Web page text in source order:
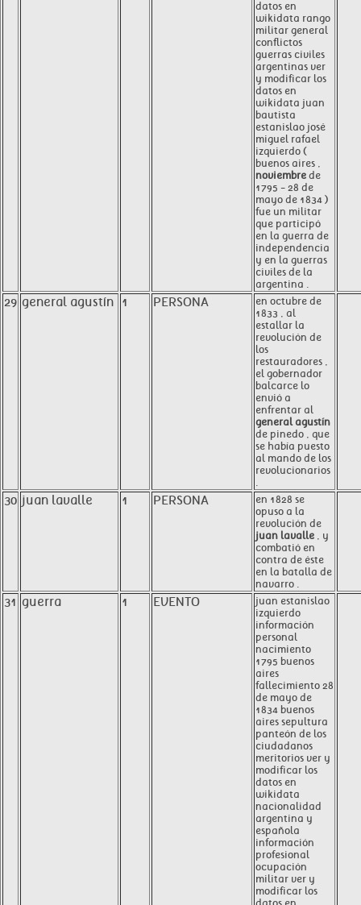
datos en
wikidata rango
militar general
conflictos
guerras civiles
argentinas ver
y modificar los
datos en
wikidata juan
bautista
estanislao josé
miguel rafael
izquierdo (
buenos aires ,
noviembre de
1795 - 28 de
mayo de 1834 )
fue un militar
que participó
en la guerra de
independencia
y en la guerras
civiles de la
argentina .
29 general agustín 1 PERSONA
en octubre de
1833 , al
estallar la
revolución de
los
restauradores ,
el gobernador
balcarce lo
envió a
enfrentar al
general agustín
de pinedo , que
se había puesto
al mando de los
revolucionarios
.
30 juan lavalle 1 PERSONA
en 1828 se
opuso a la
revolución de
juan lavalle , y
combatió en
contra de éste
en la batalla de
navarro .
31 guerra 1 EVENTO
juan estanislao
izquierdo
información
personal
nacimiento
1795 buenos
aires
fallecimiento 28
de mayo de
1834 buenos
aires sepultura
panteón de los
ciudadanos
meritorios ver y
modificar los
datos en
wikidata
nacionalidad
argentina y
española
información
profesional
ocupación
militar ver y
modificar los